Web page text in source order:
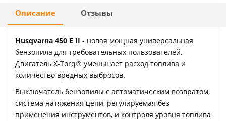
Описание Отзывы
Husqvarna 450 E II - новая мощная универсальная
бензопила для требовательных пользователей.
Двигатель X-Torq® уменьшает расход топлива и
количество вредных выбросов.
Выключатель бензопилы с автоматическим возвратом,
система натяжения цепи, регулируемая без
применения инструментов, и контроля уровня топлива